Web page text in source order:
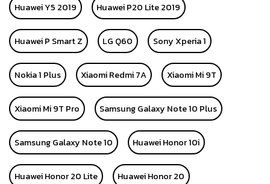
Huawei Y5 2019 Huawei P20 Lite 2019
Huawei P Smart Z LG Q60 Sony Xperia 1
Nokia 1 Plus Xiaomi Redmi 7A Xiaomi Mi 9T
Xiaomi Mi 9T Pro Samsung Galaxy Note 10 Plus
Samsung Galaxy Note 10 Huawei Honor 10i
Huawei Honor 20 Lite Huawei Honor 20